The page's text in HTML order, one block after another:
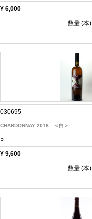
¥ 6,000
数量 (本)
030695
CHARDONNAY 2018 ＜白＞
○
¥ 9,600
数量 (本)